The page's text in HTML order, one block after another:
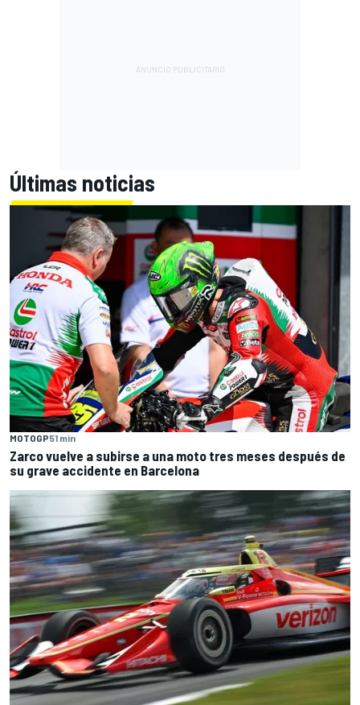
Últimas noticias
MOTOGP51 min
Zarco vuelve a subirse a una moto tres meses después de
su grave accidente en Barcelona